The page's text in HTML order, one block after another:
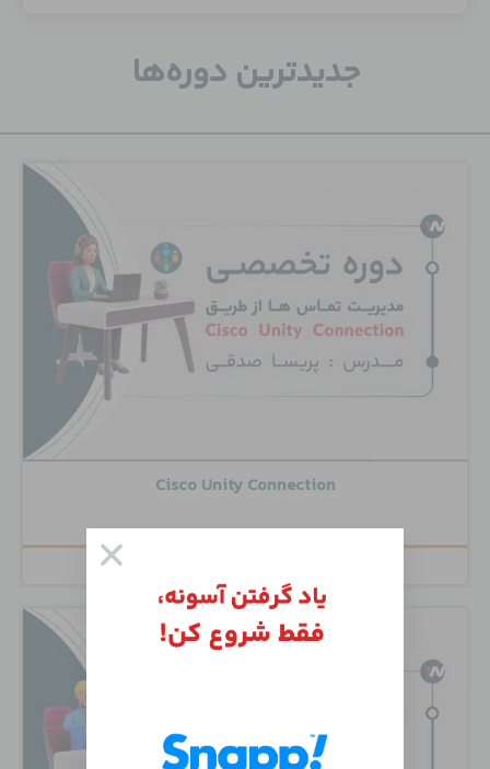
جدید‌ترین دوره‌ها
Cisco Unity Connection